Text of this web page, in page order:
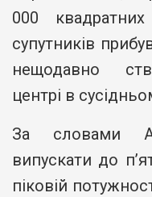
000
супутників
нещодавно
центрі в
За словами
випускати до
піковій